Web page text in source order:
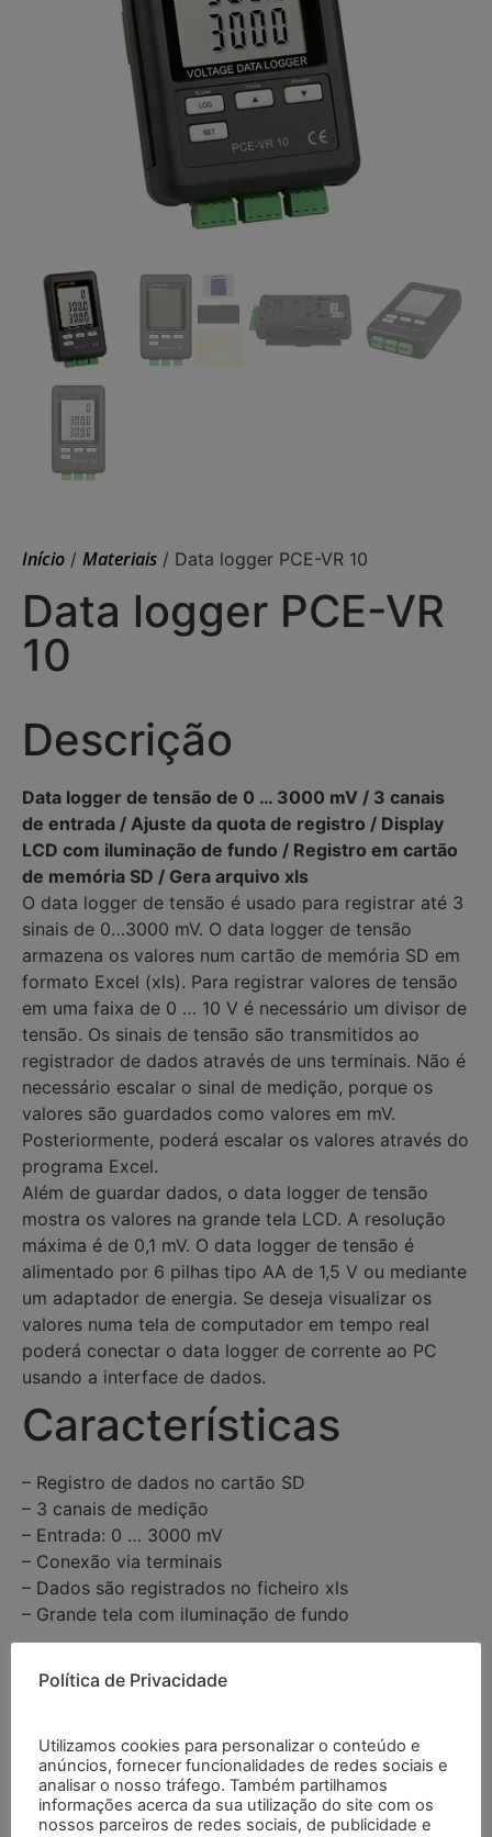
Início / Materiais / Data logger PCE-VR 10
Data logger PCE-VR
10
Descrição
Data logger de tensão de 0 … 3000 mV / 3 canais
de entrada / Ajuste da quota de registro / Display
LCD com iluminação de fundo / Registro em cartão
de memória SD / Gera arquivo xls
O data logger de tensão é usado para registrar até 3
sinais de 0…3000 mV. O data logger de tensão
armazena os valores num cartão de memória SD em
formato Excel (xls). Para registrar valores de tensão
em uma faixa de 0 … 10 V é necessário um divisor de
tensão. Os sinais de tensão são transmitidos ao
registrador de dados através de uns terminais. Não é
necessário escalar o sinal de medição, porque os
valores são guardados como valores em mV.
Posteriormente, poderá escalar os valores através do
programa Excel.
Além de guardar dados, o data logger de tensão
mostra os valores na grande tela LCD. A resolução
máxima é de 0,1 mV. O data logger de tensão é
alimentado por 6 pilhas tipo AA de 1,5 V ou mediante
um adaptador de energia. Se deseja visualizar os
valores numa tela de computador em tempo real
poderá conectar o data logger de corrente ao PC
usando a interface de dados.
Características
– Registro de dados no cartão SD
– 3 canais de medição
– Entrada: 0 … 3000 mV
– Conexão via terminais
– Dados são registrados no ficheiro xls
– Grande tela com iluminação de fundo
Especificações
Faixa
0 … 300 mV
0 … 3000 mV
Resolução
0,1 mV
Política de Privacidade
Utilizamos cookies para personalizar o conteúdo e
anúncios, fornecer funcionalidades de redes sociais e
analisar o nosso tráfego. Também partilhamos
informações acerca da sua utilização do site com os
nossos parceiros de redes sociais, de publicidade e